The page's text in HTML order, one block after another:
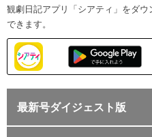
観劇日記アプリ「シアティ」をダ
できます。
最新号ダイジェスト版